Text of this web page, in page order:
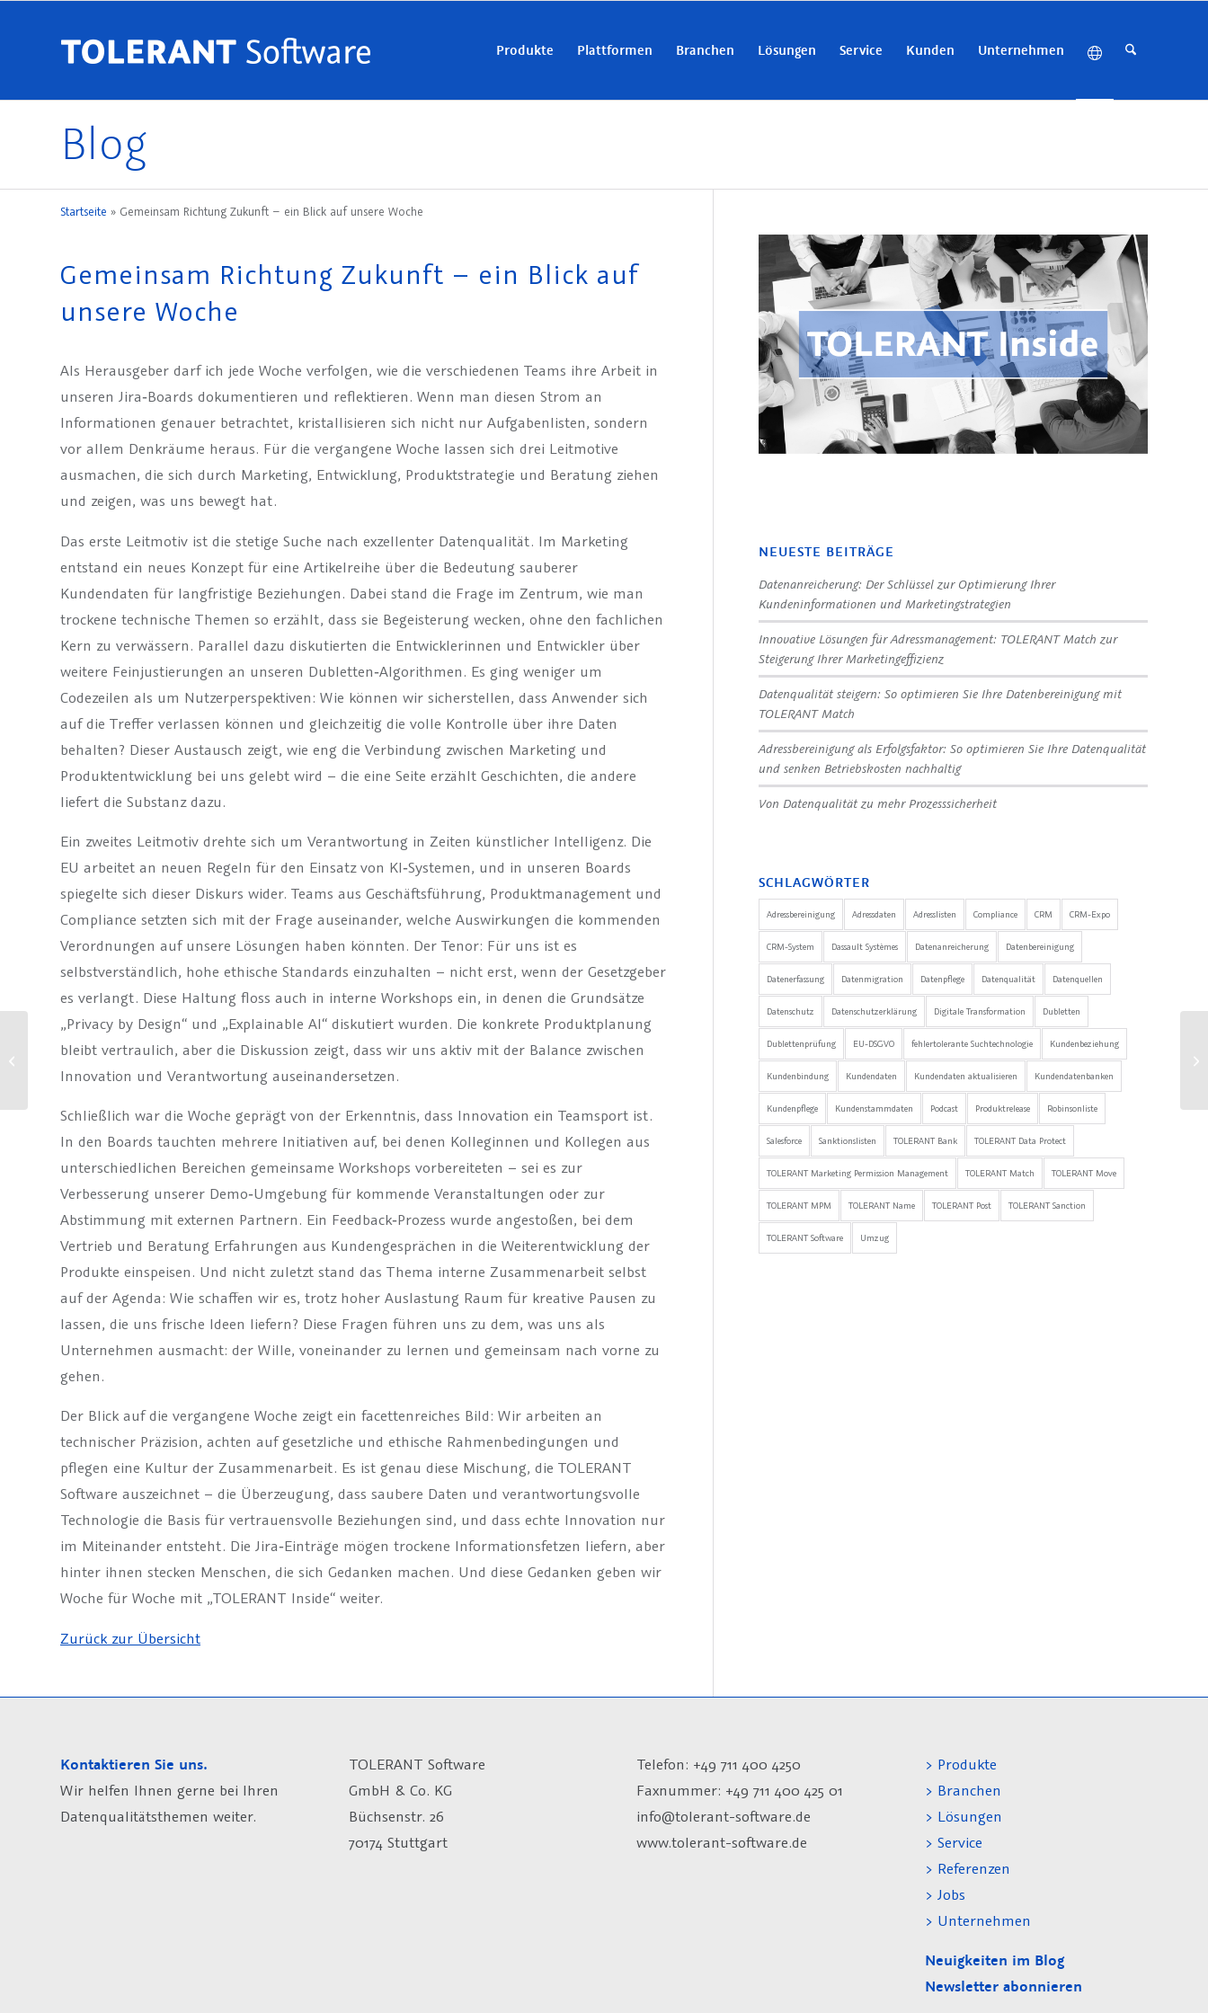
Produkte Plattformen Branchen Lösungen Service Kunden Unternehmen
Blog
Startseite » Gemeinsam Richtung Zukunft – ein Blick auf unsere Woche
Gemeinsam Richtung Zukunft – ein Blick auf
unsere Woche
Als Herausgeber darf ich jede Woche verfolgen, wie die verschiedenen Teams ihre Arbeit in
unseren Jira‑Boards dokumentieren und reflektieren. Wenn man diesen Strom an
Informationen genauer betrachtet, kristallisieren sich nicht nur Aufgabenlisten, sondern
vor allem Denkräume heraus. Für die vergangene Woche lassen sich drei Leitmotive
ausmachen, die sich durch Marketing, Entwicklung, Produktstrategie und Beratung ziehen
und zeigen, was uns bewegt hat.
Das erste Leitmotiv ist die stetige Suche nach exzellenter Datenqualität. Im Marketing
entstand ein neues Konzept für eine Artikelreihe über die Bedeutung sauberer
Kundendaten für langfristige Beziehungen. Dabei stand die Frage im Zentrum, wie man
trockene technische Themen so erzählt, dass sie Begeisterung wecken, ohne den fachlichen
Kern zu verwässern. Parallel dazu diskutierten die Entwicklerinnen und Entwickler über
weitere Feinjustierungen an unseren Dubletten‑Algorithmen. Es ging weniger um
Codezeilen als um Nutzerperspektiven: Wie können wir sicherstellen, dass Anwender sich
auf die Treffer verlassen können und gleichzeitig die volle Kontrolle über ihre Daten
behalten? Dieser Austausch zeigt, wie eng die Verbindung zwischen Marketing und
Produktentwicklung bei uns gelebt wird – die eine Seite erzählt Geschichten, die andere
liefert die Substanz dazu.
Ein zweites Leitmotiv drehte sich um Verantwortung in Zeiten künstlicher Intelligenz. Die
EU arbeitet an neuen Regeln für den Einsatz von KI‑Systemen, und in unseren Boards
spiegelte sich dieser Diskurs wider. Teams aus Geschäftsführung, Produktmanagement und
Compliance setzten sich mit der Frage auseinander, welche Auswirkungen die kommenden
Verordnungen auf unsere Lösungen haben könnten. Der Tenor: Für uns ist es
selbstverständlich, hohe ethische Standards einzuhalten – nicht erst, wenn der Gesetzgeber
es verlangt. Diese Haltung floss auch in interne Workshops ein, in denen die Grundsätze
„Privacy by Design“ und „Explainable AI“ diskutiert wurden. Die konkrete Produktplanung
bleibt vertraulich, aber die Diskussion zeigt, dass wir uns aktiv mit der Balance zwischen
Innovation und Verantwortung auseinandersetzen.
Schließlich war die Woche geprägt von der Erkenntnis, dass Innovation ein Teamsport ist.
In den Boards tauchten mehrere Initiativen auf, bei denen Kolleginnen und Kollegen aus
unterschiedlichen Bereichen gemeinsame Workshops vorbereiteten – sei es zur
Verbesserung unserer Demo‑Umgebung für kommende Veranstaltungen oder zur
Abstimmung mit externen Partnern. Ein Feedback‑Prozess wurde angestoßen, bei dem
Vertrieb und Beratung Erfahrungen aus Kundengesprächen in die Weiterentwicklung der
Produkte einspeisen. Und nicht zuletzt stand das Thema interne Zusammenarbeit selbst
auf der Agenda: Wie schaffen wir es, trotz hoher Auslastung Raum für kreative Pausen zu
lassen, die uns frische Ideen liefern? Diese Fragen führen uns zu dem, was uns als
Unternehmen ausmacht: der Wille, voneinander zu lernen und gemeinsam nach vorne zu
gehen.
Der Blick auf die vergangene Woche zeigt ein facettenreiches Bild: Wir arbeiten an
technischer Präzision, achten auf gesetzliche und ethische Rahmenbedingungen und
pflegen eine Kultur der Zusammenarbeit. Es ist genau diese Mischung, die TOLERANT
Software auszeichnet – die Überzeugung, dass saubere Daten und verantwortungsvolle
Technologie die Basis für vertrauensvolle Beziehungen sind, und dass echte Innovation nur
im Miteinander entsteht. Die Jira‑Einträge mögen trockene Informationsfetzen liefern, aber
hinter ihnen stecken Menschen, die sich Gedanken machen. Und diese Gedanken geben wir
Woche für Woche mit „TOLERANT Inside“ weiter.
Zurück zur Übersicht
NEUESTE BEITRÄGE
Datenanreicherung: Der Schlüssel zur Optimierung Ihrer
Kundeninformationen und Marketingstrategien
Innovative Lösungen für Adressmanagement: TOLERANT Match zur
Steigerung Ihrer Marketingeffizienz
Datenqualität steigern: So optimieren Sie Ihre Datenbereinigung mit
TOLERANT Match
Adressbereinigung als Erfolgsfaktor: So optimieren Sie Ihre Datenqualität
und senken Betriebskosten nachhaltig
Von Datenqualität zu mehr Prozesssicherheit
SCHLAGWÖRTER
Adressbereinigung Adressdaten Adresslisten Compliance CRM CRM-Expo
CRM-System Dassault Systèmes Datenanreicherung Datenbereinigung
Datenerfassung Datenmigration Datenpflege Datenqualität Datenquellen
Datenschutz Datenschutzerklärung Digitale Transformation Dubletten
Dublettenprüfung EU-DSGVO fehlertolerante Suchtechnologie Kundenbeziehung
Kundenbindung Kundendaten Kundendaten aktualisieren Kundendatenbanken
Kundenpflege Kundenstammdaten Podcast Produktrelease Robinsonliste
Salesforce Sanktionslisten TOLERANT Bank TOLERANT Data Protect
TOLERANT Marketing Permission Management TOLERANT Match TOLERANT Move
TOLERANT MPM TOLERANT Name TOLERANT Post TOLERANT Sanction
TOLERANT Software Umzug
Kontaktieren Sie uns.
Wir helfen Ihnen gerne bei Ihren
Datenqualitätsthemen weiter.
TOLERANT Software
GmbH & Co. KG
Büchsenstr. 26
70174 Stuttgart
Telefon: +49 711 400 4250
Faxnummer: +49 711 400 425 01
info@tolerant-software.de
www.tolerant-software.de
> Produkte
> Branchen
> Lösungen
> Service
> Referenzen
> Jobs
> Unternehmen
Neuigkeiten im Blog
Newsletter abonnieren
einen Effektiven Dublet...